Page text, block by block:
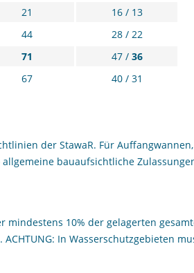
21
16 / 13
44
28 / 22
71 47 / 36
67 40 / 31
der StawaR. Für
bauaufsichtliche
10% der gelagerten
In Wasserschutzgebieten